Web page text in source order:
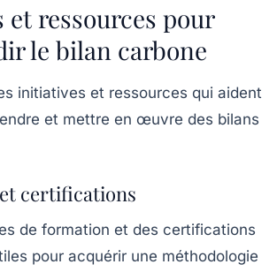
ressources pour
le bilan carbone
initiatives et ressources qui aident
et mettre en œuvre des bilans
certifications
de formation et des certifications
pour acquérir une méthodologie